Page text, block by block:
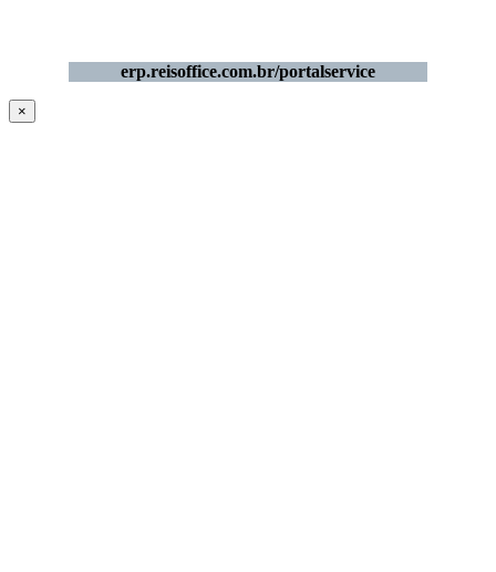
erp.reisoffice.com.br/portalservice
×